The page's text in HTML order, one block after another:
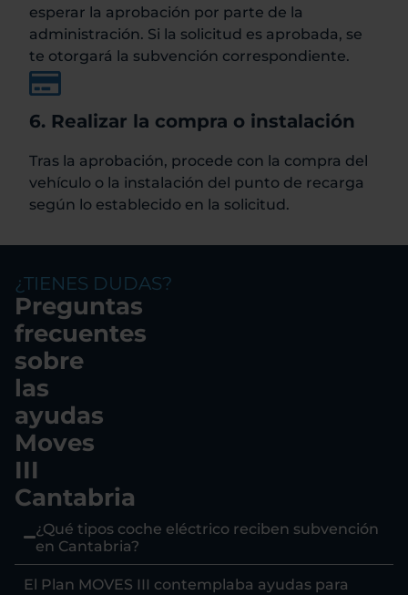
esperar la aprobación por parte de la
administración. Si la solicitud es aprobada, se
te otorgará la subvención correspondiente.
6. Realizar la compra o instalación
Tras la aprobación, procede con la compra del
vehículo o la instalación del punto de recarga
según lo establecido en la solicitud.
¿TIENES DUDAS?
Preguntas
frecuentes
sobre
las
ayudas
Moves
III
Cantabria
¿Qué tipos coche eléctrico reciben subvención
en Cantabria?
El Plan MOVES III contemplaba ayudas para